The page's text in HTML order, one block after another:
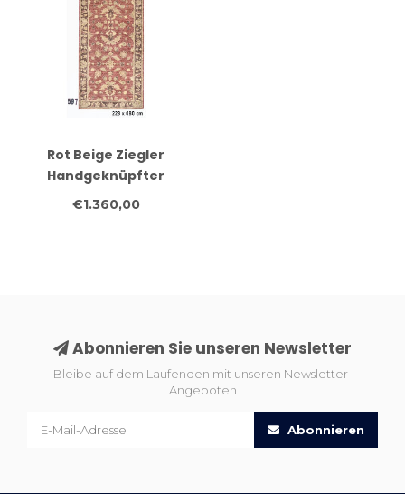
Rot Beige Ziegler
Handgeknüpfter
Wollteppich – 228 x 080
€1.360,00
Abonnieren Sie unseren Newsletter
Bleibe auf dem Laufenden mit unseren Newsletter-
Angeboten
Abonnieren